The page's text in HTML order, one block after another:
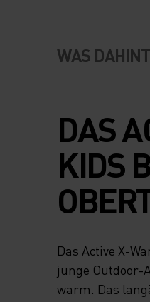
WAS
DAS
KIDS
HÄLT
Das Active X-
junge Outdoor-
warm. Das